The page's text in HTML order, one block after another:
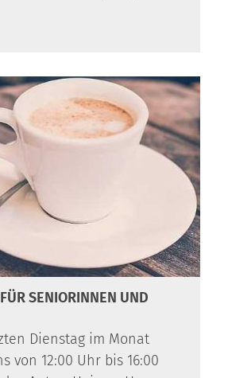
SENIORINNEN UND
Dienstag im Monat
von 12:00 Uhr bis 16:00